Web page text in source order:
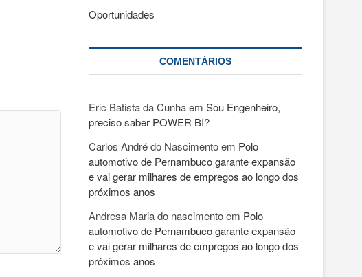
Oportunidades
COMENTÁRIOS
Eric Batista da Cunhaem Sou Engenheiro,
preciso saber POWER BI?
Carlos André do Nascimentoem Polo
automotivo de Pernambuco garante expansão
e vai gerar milhares de empregos ao longo dos
próximos anos
Andresa Maria do nascimentoem Polo
automotivo de Pernambuco garante expansão
e vai gerar milhares de empregos ao longo dos
próximos anos